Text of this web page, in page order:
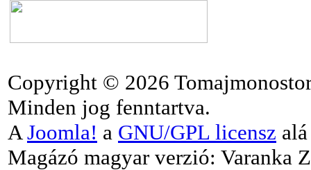
Copyright © 2026
Minden jog fenntartva.
A Joomla! a GNU/GPL licensz
Magázó magyar verzió: Varanka